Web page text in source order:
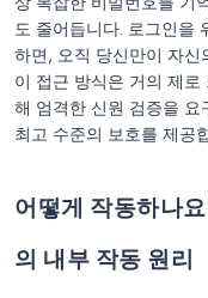
도 줄어듭니다. 로그인을
하면, 오직 당신만이 자신
이 접근 방식은 거의 제
해 엄격한 신원 검증을 요
최고 수준의 보호를 제공
어떻게 작동하나
의 내부 작동 원리